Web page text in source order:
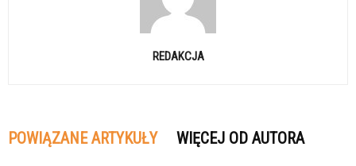
REDAKCJA
POWIĄZANE ARTYKUŁY WIĘCEJ OD AUTORA